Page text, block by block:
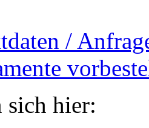
/
sich hier: